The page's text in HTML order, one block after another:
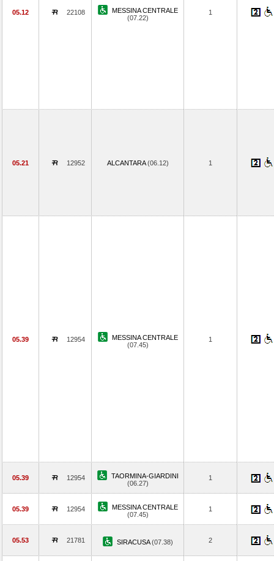
05.12 22108
MESSINA CENTRALE
(07.22)
1
05.21 12952 ALCANTARA(06.12) 1
05.39 12954
MESSINA CENTRALE
(07.45)
1
05.39 12954
TAORMINA-GIARDINI
(06.27)
1
05.39 12954
MESSINA CENTRALE
(07.45)
1
05.53 21781 SIRACUSA(07.38) 2